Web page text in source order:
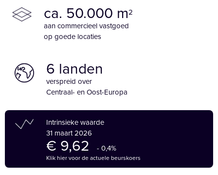
ca. 50.000 m 2
aan commercieel vastgoed
op goede locaties
6 landen
verspreid over
Centraal- en Oost-Europa
Intrinsieke waarde
31 maart 2026
€ 9,62 - 0,4%
Klik hier voor de actuele beurskoers